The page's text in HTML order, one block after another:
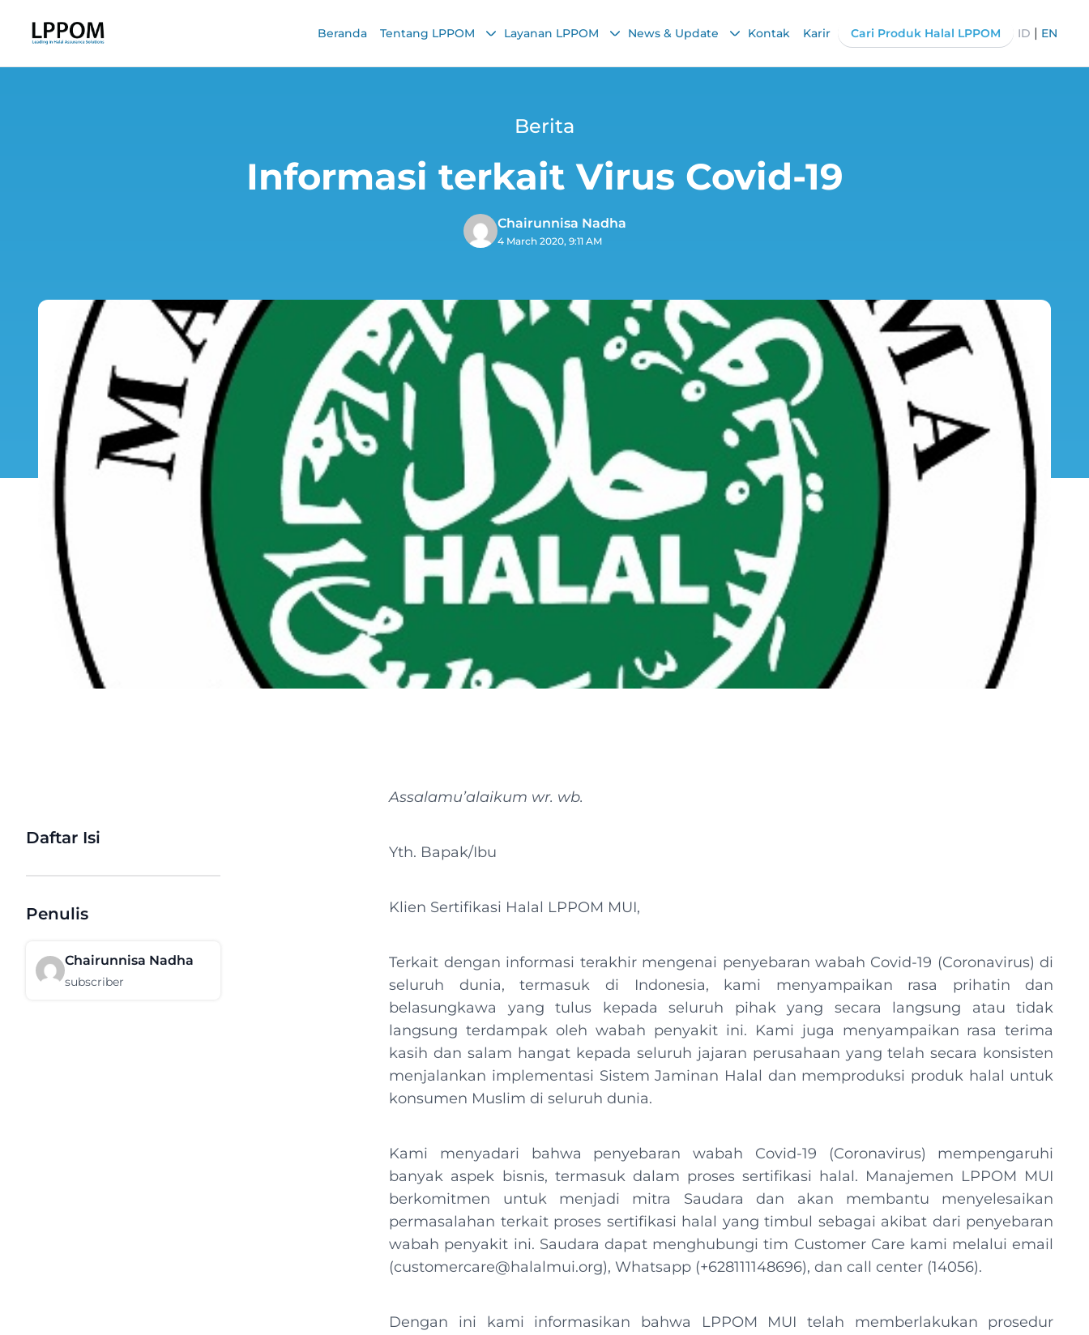
Beranda Tentang LPPOM Layanan LPPOM News & Update Kontak Karir Cari Produk Halal LPPOM ID | EN
Berita
Informasi terkait Virus Covid-19
Chairunnisa Nadha
4 March 2020, 9:11 AM
Daftar Isi
Penulis
Chairunnisa Nadha
subscriber
Assalamu’alaikum wr. wb.
Yth. Bapak/Ibu
Klien Sertifikasi Halal LPPOM MUI,
Terkait dengan informasi terakhir mengenai penyebaran wabah Covid-19 (Coronavirus) di
seluruh dunia, termasuk di Indonesia, kami menyampaikan rasa prihatin dan
belasungkawa yang tulus kepada seluruh pihak yang secara langsung atau tidak
langsung terdampak oleh wabah penyakit ini. Kami juga menyampaikan rasa terima
kasih dan salam hangat kepada seluruh jajaran perusahaan yang telah secara konsisten
menjalankan implementasi Sistem Jaminan Halal dan memproduksi produk halal untuk
konsumen Muslim di seluruh dunia.
Kami menyadari bahwa penyebaran wabah Covid-19 (Coronavirus) mempengaruhi
banyak aspek bisnis, termasuk dalam proses sertifikasi halal. Manajemen LPPOM MUI
berkomitmen untuk menjadi mitra Saudara dan akan membantu menyelesaikan
permasalahan terkait proses sertifikasi halal yang timbul sebagai akibat dari penyebaran
wabah penyakit ini. Saudara dapat menghubungi tim Customer Care kami melalui email
(customercare@halalmui.org), Whatsapp (+628111148696), dan call center (14056).
Dengan ini kami informasikan bahwa LPPOM MUI telah memberlakukan prosedur